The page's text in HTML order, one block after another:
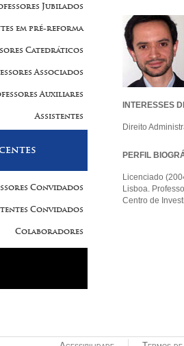
Jubilados
em pré-reforma
Catedráticos
Associados
Auxiliares
Assistentes
Convidados
Convidados
Colaboradores
INTERESSES
Direito
PERFIL
Licenciado
Lisboa.
Centro de